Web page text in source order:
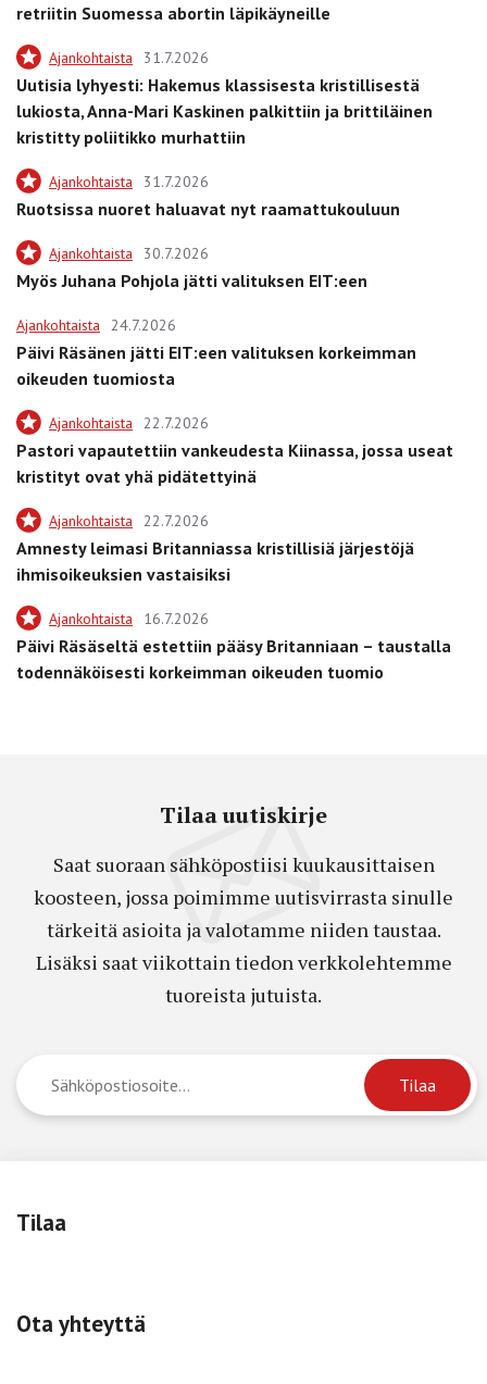
retriitin Suomessa abortin läpikäyneille
Ajankohtaista 31.7.2026
Uutisia lyhyesti: Hakemus klassisesta kristillisestä
lukiosta, Anna-Mari Kaskinen palkittiin ja brittiläinen
kristitty poliitikko murhattiin
Ajankohtaista 31.7.2026
Ruotsissa nuoret haluavat nyt raamattukouluun
Ajankohtaista 30.7.2026
Myös Juhana Pohjola jätti valituksen EIT:een
Ajankohtaista 24.7.2026
Päivi Räsänen jätti EIT:een valituksen korkeimman
oikeuden tuomiosta
Ajankohtaista 22.7.2026
Pastori vapautettiin vankeudesta Kiinassa, jossa useat
kristityt ovat yhä pidätettyinä
Ajankohtaista 22.7.2026
Amnesty leimasi Britanniassa kristillisiä järjestöjä
ihmisoikeuksien vastaisiksi
Ajankohtaista 16.7.2026
Päivi Räsäseltä estettiin pääsy Britanniaan – taustalla
todennäköisesti korkeimman oikeuden tuomio
Tilaa uutiskirje
Saat suoraan sähköpostiisi kuukausittaisen
koosteen, jossa poimimme uutisvirrasta sinulle
tärkeitä asioita ja valotamme niiden taustaa.
Lisäksi saat viikottain tiedon verkkolehtemme
tuoreista jutuista.
Tilaa
Ota yhteyttä